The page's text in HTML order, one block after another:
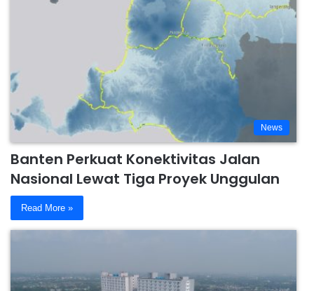
News
Banten Perkuat Konektivitas Jalan
Nasional Lewat Tiga Proyek Unggulan
Read More »